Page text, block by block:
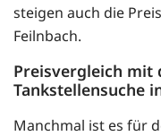
steigen auch die
Feilnbach.
Preisvergleich mit
Tankstellensuche
Manchmal ist es für